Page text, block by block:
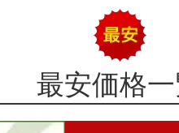
最安価格